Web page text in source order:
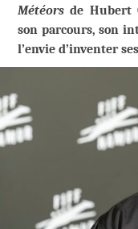
Météors de Hubert
son parcours, son
l’envie d’inventer